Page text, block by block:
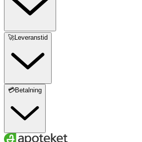
🚀Leveranstid
💳Betalning